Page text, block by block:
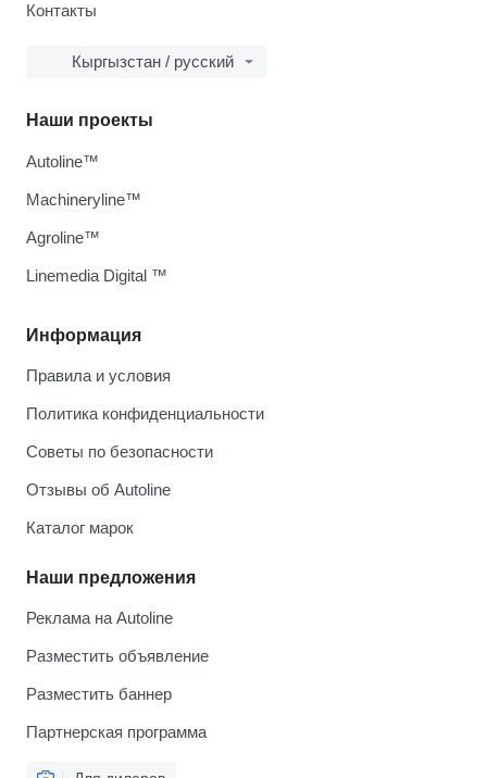
Контакты
Кыргызстан / русский
Информация
Правила и условия
Политика конфиденциальности
Советы по безопасности
Отзывы об Autoline
Каталог марок
Наши предложения
Реклама на Autoline
Разместить объявление
Разместить баннер
Партнерская программа
Наши проекты
Autoline™
Machineryline™
Agroline™
Linemedia Digital ™